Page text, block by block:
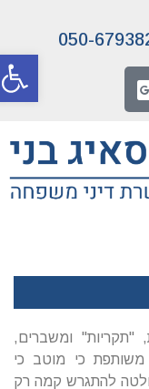
פתח
"תקריות" ומשברים,
משותפת כי מוטב כי
להתגרש קמה רק